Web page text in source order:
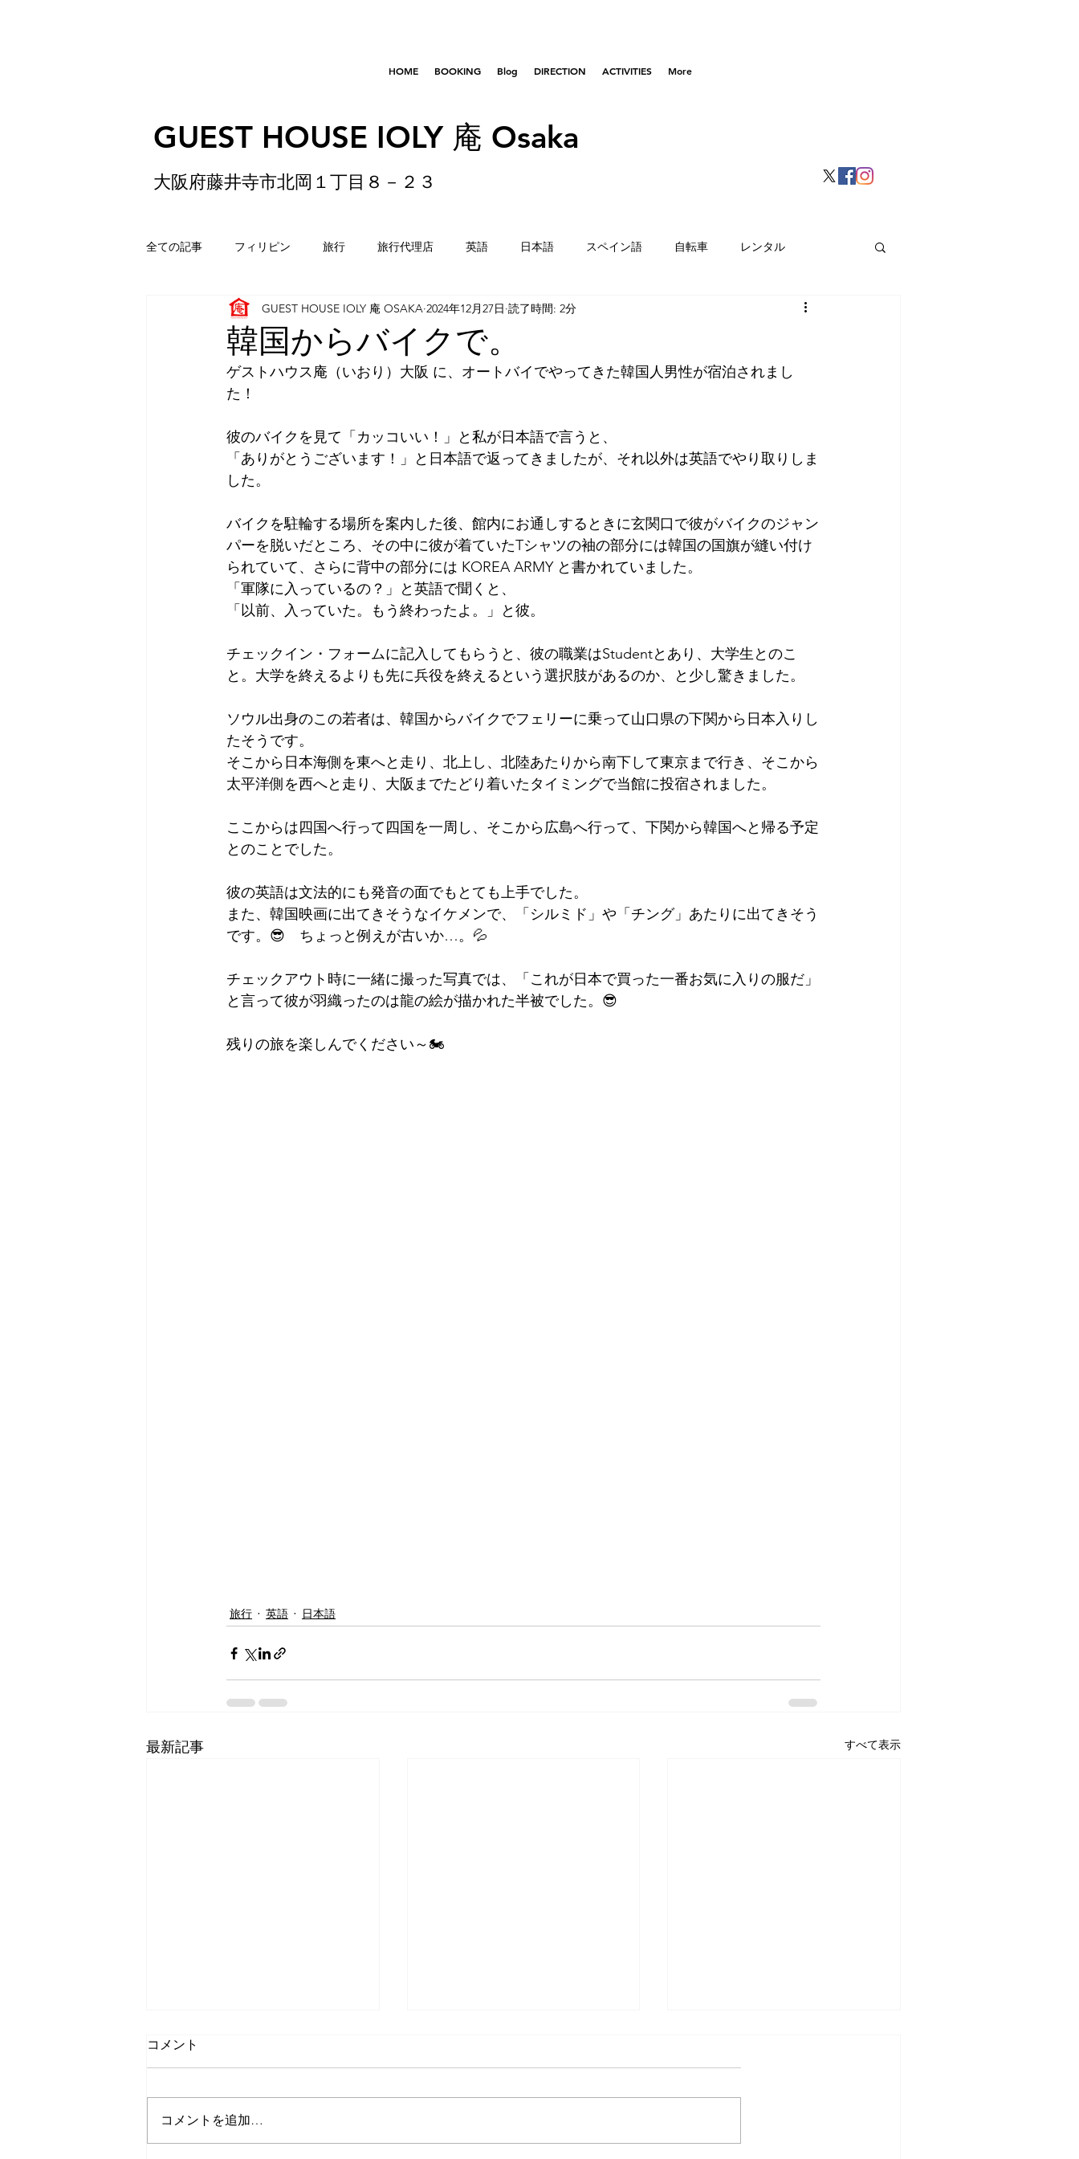
HOME BOOKING Blog DIRECTION ACTIVITIES More
GUEST HOUSE IOLY 庵 Osaka
大阪府藤井寺市北岡１丁目８－２３
全ての記事 フィリピン 旅行 旅行代理店 英語 日本語 スペイン語 自転車 レンタル
ゲストハウス 松原 香港 はびきのコロセアム 東京 横浜 Hong Kong
Yokohama 古市古墳群 鼓いちじくソース 恵我ノ荘駅 サンドイッチ アプリコット
apricot university 台湾 西国三十三所 藤井寺
韓国からバイクで。
GUEST HOUSE IOLY 庵 OSAKA 2024年12月27日 読了時間: 2分
ゲストハウス庵（いおり）大阪 に、オートバイでやってきた韓国人男性が宿泊されまし
た！
彼のバイクを見て「カッコいい！」と私が日本語で言うと、
「ありがとうございます！」と日本語で返ってきましたが、それ以外は英語でやり取りしま
した。
バイクを駐輪する場所を案内した後、館内にお通しするときに玄関口で彼がバイクのジャン
パーを脱いだところ、その中に彼が着ていたTシャツの袖の部分には韓国の国旗が縫い付け
られていて、さらに背中の部分には KOREA ARMY と書かれていました。
「軍隊に入っているの？」と英語で聞くと、
「以前、入っていた。もう終わったよ。」と彼。
チェックイン・フォームに記入してもらうと、彼の職業はStudentとあり、大学生とのこ
と。大学を終えるよりも先に兵役を終えるという選択肢があるのか、と少し驚きました。
ソウル出身のこの若者は、韓国からバイクでフェリーに乗って山口県の下関から日本入りし
たそうです。
そこから日本海側を東へと走り、北上し、北陸あたりから南下して東京まで行き、そこから
太平洋側を西へと走り、大阪までたどり着いたタイミングで当館に投宿されました。
ここからは四国へ行って四国を一周し、そこから広島へ行って、下関から韓国へと帰る予定
とのことでした。
彼の英語は文法的にも発音の面でもとても上手でした。
また、韓国映画に出てきそうなイケメンで、「シルミド」や「チング」あたりに出てきそう
です。😎　ちょっと例えが古いか…。💦
チェックアウト時に一緒に撮った写真では、「これが日本で買った一番お気に入りの服だ」
と言って彼が羽織ったのは龍の絵が描かれた半被でした。😎
残りの旅を楽しんでください～🏍
旅行 英語 日本語
最新記事 すべて表示
コメント
コメントを追加…